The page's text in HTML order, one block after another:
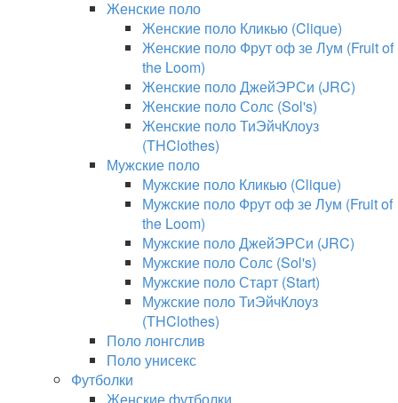
Женские поло
Женские поло Кликью (Clique)
Женские поло Фрут оф зе Лум (Fruit of
the Loom)
Женские поло ДжейЭРСи (JRC)
Женские поло Солс (Sol's)
Женские поло ТиЭйчКлоуз
(THClothes)
Мужские поло
Мужские поло Кликью (Clique)
Мужские поло Фрут оф зе Лум (Fruit of
the Loom)
Мужские поло ДжейЭРСи (JRC)
Мужские поло Солс (Sol's)
Мужские поло Старт (Start)
Мужские поло ТиЭйчКлоуз
(THClothes)
Поло лонгслив
Поло унисекс
Футболки